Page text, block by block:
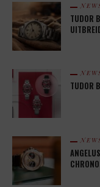
TUDOR
TUDOR